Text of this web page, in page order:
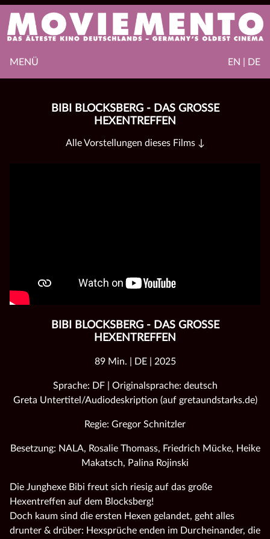
EN | DE
MENÜ
BIBI BLOCKSBERG - DAS GROSSE H
EXENTREFFEN
Alle Vorstellungen dieses Films ↓
BIBI BLOCKSBERG - DAS GROSSE H
EXENTREFFEN
89 Min. | DE | 2025
Sprache: DF | Originalsprache: deutsch
Greta Untertitel/Audiodeskription (auf gretaundstarks.de)
Regie: Gregor Schnitzler
Besetzung: NALA, Rosalie Thomass, Friedrich Mücke, Heike
Makatsch, Palina Rojinski
Die Junghexe Bibi freut sich riesig auf das große
Hexentreffen auf dem Blocksberg!
Doch kaum sind die ersten Hexen gelandet, geht alles
drunter & drüber: Hexsprüche enden im Durcheinander, die